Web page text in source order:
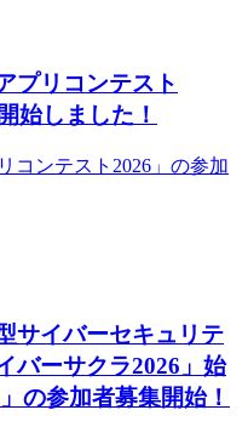
プリコンテスト
始しました！
コンテスト2026」の参加
サイバーセキュリテ
バーサクラ2026」始
の参加者募集開始！